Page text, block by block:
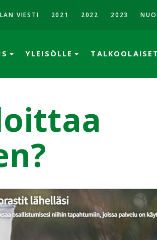
VIESTI 2021 2022 2023
YLEISÖLLE